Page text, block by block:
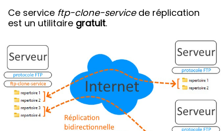
Ce service ftp-clone-service de réplication
est un utilitaire gratuit.